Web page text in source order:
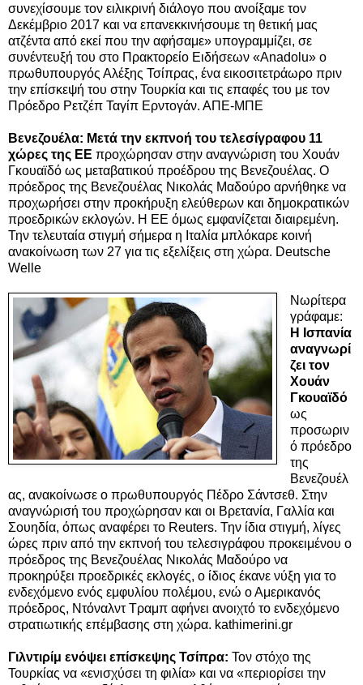
συνεχίσουμε τον ειλικρινή διάλογο που ανοίξαμε τον
Δεκέμβριο 2017 και να επανεκκινήσουμε τη θετική μας
ατζέντα από εκεί που την αφήσαμε» υπογραμμίζει, σε
συνέντευξή του στο Πρακτορείο Ειδήσεων «Anadolu» ο
πρωθυπουργός Αλέξης Τσίπρας, ένα εικοσιτετράωρο πριν
την επίσκεψή του στην Τουρκία και τις επαφές του με τον
Πρόεδρο Ρετζέπ Ταγίπ Ερντογάν. ΑΠΕ-ΜΠΕ
Βενεζουέλα: Μετά την εκπνοή του τελεσίγραφου 11
χώρες της ΕΕ προχώρησαν στην αναγνώριση του Χουάν
Γκουαϊδό ως μεταβατικού προέδρου της Βενεζουέλας. Ο
πρόεδρος της Βενεζουέλας Νικολάς Μαδούρο αρνήθηκε να
προχωρήσει στην προκήρυξη ελεύθερων και δημοκρατικών
προεδρικών εκλογών. Η ΕΕ όμως εμφανίζεται διαιρεμένη.
Την τελευταία στιγμή σήμερα η Ιταλία μπλόκαρε κοινή
ανακοίνωση των 27 για τις εξελίξεις στη χώρα. Deutsche
Welle
Νωρίτερα
γράφαμε:
Η Ισπανία
αναγνωρί
ζει τον
Χουάν
Γκουαϊδό
ως
προσωριν
ό πρόεδρο
της
Βενεζουέλ
ας, ανακοίνωσε ο πρωθυπουργός Πέδρο Σάντσεθ. Στην
αναγνώρισή του προχώρησαν και οι Βρετανία, Γαλλία και
Σουηδία, όπως αναφέρει το Reuters. Την ίδια στιγμή, λίγες
ώρες πριν από την εκπνοή του τελεσιγράφου προκειμένου ο
πρόεδρος της Βενεζουέλας Νικολάς Μαδούρο να
προκηρύξει προεδρικές εκλογές, ο ίδιος έκανε νύξη για το
ενδεχόμενο ενός εμφυλίου πολέμου, ενώ ο Αμερικανός
πρόεδρος, Ντόναλντ Τραμπ αφήνει ανοιχτό το ενδεχόμενο
στρατιωτικής επέμβασης στη χώρα. kathimerini.gr
Γιλντιρίμ ενόψει επίσκεψης Τσίπρα: Τον στόχο της
Τουρκίας να «ενισχύσει τη φιλία» και να «περιορίσει την